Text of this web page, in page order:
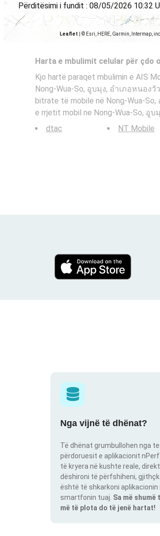
Leaflet © Esri, HERE, Garmin, Intermap,
Përditësimi i fundit : 08/05/2026 10:32
Harta e mbulimit celular për çdo
Kjo hartë paraqet mbulimin e AIS
Nong-Wua-So, อูบมุง, อำเภอหนองวั
bitrate të mobile në Nong-Wua-
e rrjetit mobil ne Nong-Wua-So, อู
dtac
NT Mobile
Nga vijnë të dhënat?
Të dhënat grumbullohen nga
përdoruesit e aplikacionit
të kryera në kushte reale,
dëshironi të përfshiheni,
është të shkarkoni aplikacionin
smartfonin tuaj. Sa më shumë
më të plota do të jenë hartat!